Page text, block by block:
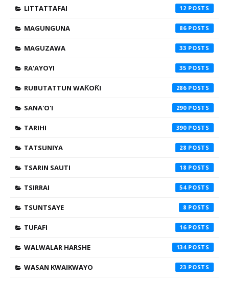
LITTATTAFAI 12
MAGUNGUNA 86
MAGUZAWA 33
RA'AYOYI 35
RUBUTATTUN WAƘOƘI 286
SANA'O'I 290
TARIHI 390
TATSUNIYA 28
TSARIN SAUTI 18
TSIRRAI 54
TSUNTSAYE 8
TUFAFI 16
WALWALAR HARSHE 134
WASAN KWAIKWAYO 23